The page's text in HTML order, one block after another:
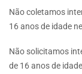
Não coletamos
16 anos de idade
Não solicitamos
de 16 anos de